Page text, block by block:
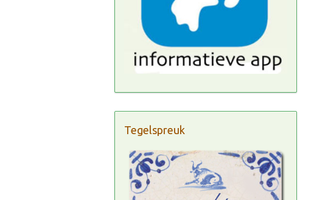
Tegelspreuk